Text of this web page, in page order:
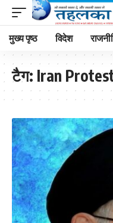
मुख्य पृष्ठ विदेश
टैग: Iran